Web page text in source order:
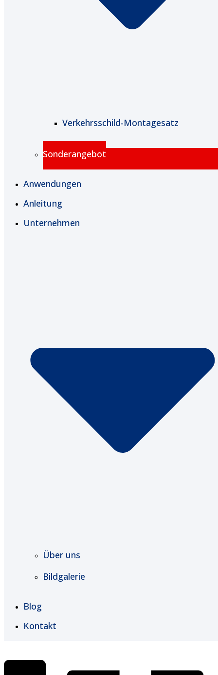
Verkehrsschild-Montagesatz
Sonderangebot
Anwendungen
Anleitung
Unternehmen
Über uns
Bildgalerie
Blog
Kontakt